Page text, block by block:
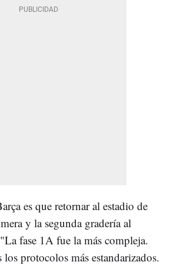
es que retornar al estadio de
y la segunda gradería al
fase 1A fue la más compleja.
protocolos más estandarizados.